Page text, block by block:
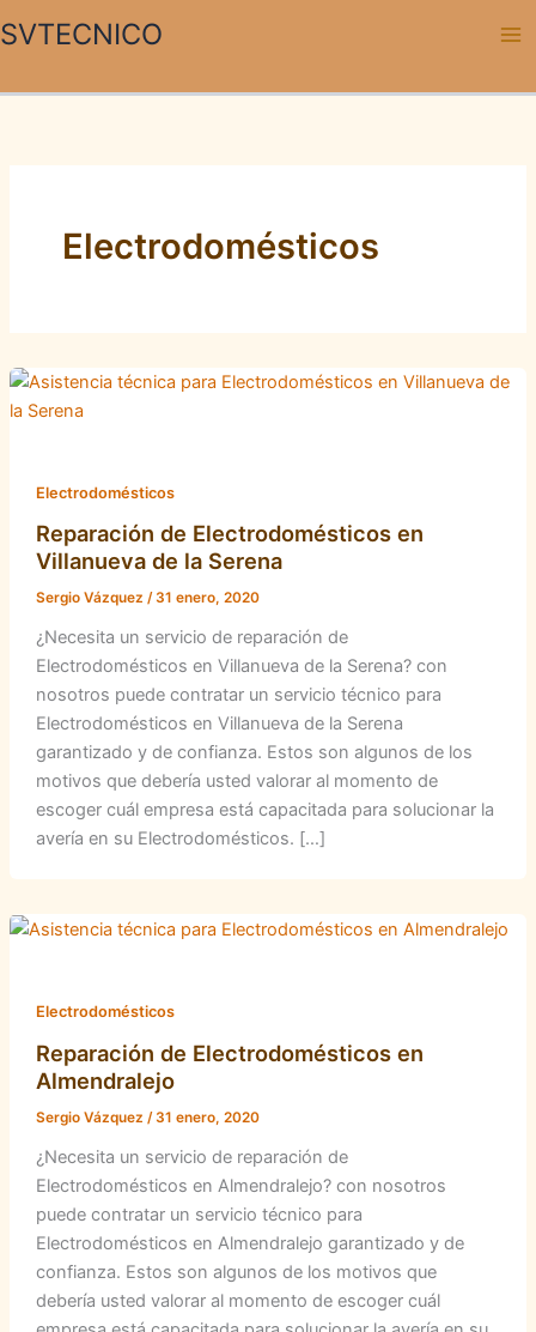
al
SVTECNICO
Electrodomésticos
Electrodomésticos
Reparación de Electrodomésticos en
Villanueva de la Serena
Sergio Vázquez /31 enero, 2020
¿Necesita un servicio de reparación de
Electrodomésticos en Villanueva de la Serena? con
nosotros puede contratar un servicio técnico para
Electrodomésticos en Villanueva de la Serena
garantizado y de confianza. Estos son algunos de los
motivos que debería usted valorar al momento de
escoger cuál empresa está capacitada para solucionar la
avería en su Electrodomésticos. […]
Electrodomésticos
Reparación de Electrodomésticos en
Almendralejo
Sergio Vázquez /31 enero, 2020
¿Necesita un servicio de reparación de
Electrodomésticos en Almendralejo? con nosotros
puede contratar un servicio técnico para
Electrodomésticos en Almendralejo garantizado y de
confianza. Estos son algunos de los motivos que
debería usted valorar al momento de escoger cuál